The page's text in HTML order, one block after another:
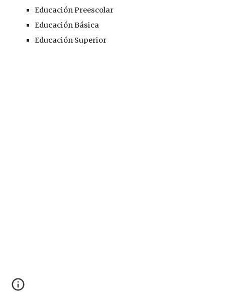
Educación Preescolar
Educación Básica
Educación Superior